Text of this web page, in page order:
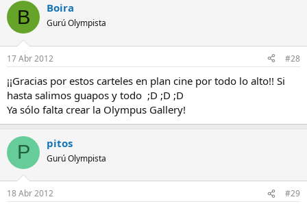
B Boira
Gurú Olympista
17 Abr 2012 #28
¡¡Gracias por estos carteles en plan cine por todo lo alto!! Si
hasta salimos guapos y todo ;D ;D ;D
Ya sólo falta crear la Olympus Gallery!
P pitos
Gurú Olympista
18 Abr 2012 #29